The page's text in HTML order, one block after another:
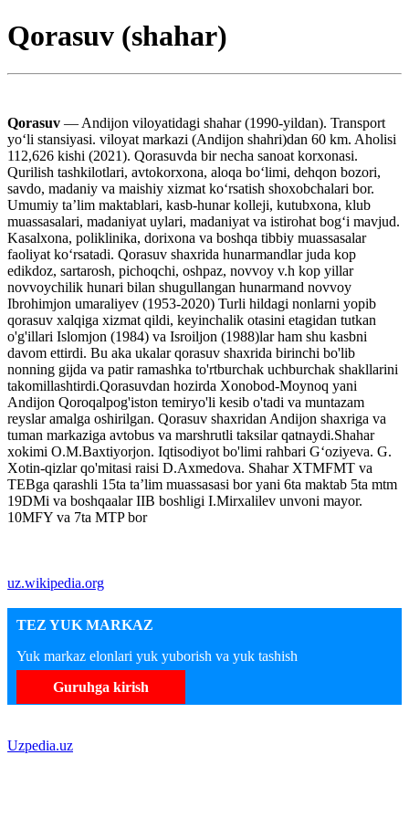
Qorasuv (shahar)
Qorasuv — Andijon viloyatidagi shahar (1990-yildan). Transport
yoʻli stansiyasi. viloyat markazi (Andijon shahri)dan 60 km. Aholisi
112,626 kishi (2021). Qorasuvda bir necha sanoat korxonasi.
Qurilish tashkilotlari, avtokorxona, aloqa boʻlimi, dehqon bozori,
savdo, madaniy va maishiy xizmat koʻrsatish shoxobchalari bor.
Umumiy taʼlim maktablari, kasb-hunar kolleji, kutubxona, klub
muassasalari, madaniyat uylari, madaniyat va istirohat bogʻi mavjud.
Kasalxona, poliklinika, dorixona va boshqa tibbiy muassasalar
faoliyat koʻrsatadi. Qorasuv shaxrida hunarmandlar juda kop
edikdoz, sartarosh, pichoqchi, oshpaz, novvoy v.h kop yillar
novvoychilik hunari bilan shugullangan hunarmand novvoy
Ibrohimjon umaraliyev (1953-2020) Turli hildagi nonlarni yopib
qorasuv xalqiga xizmat qildi, keyinchalik otasini etagidan tutkan
o'g'illari Islomjon (1984) va Isroiljon (1988)lar ham shu kasbni
davom ettirdi. Bu aka ukalar qorasuv shaxrida birinchi bo'lib
nonning gijda va patir ramashka to'rtburchak uchburchak shakllarini
takomillashtirdi.Qorasuvdan hozirda Xonobod-Moynoq yani
Andijon Qoroqalpog'iston temiryo'li kesib o'tadi va muntazam
reyslar amalga oshirilgan. Qorasuv shaxridan Andijon shaxriga va
tuman markaziga avtobus va marshrutli taksilar qatnaydi.Shahar
xokimi O.M.Baxtiyorjon. Iqtisodiyot bo'limi rahbari Gʻoziyeva. G.
Xotin-qizlar qo'mitasi raisi D.Axmedova. Shahar XTMFMT va
TEBga qarashli 15ta taʼlim muassasasi bor yani 6ta maktab 5ta mtm
19DMi va boshqaalar IIB boshligi I.Mirxalilev unvoni mayor.
10MFY va 7ta MTP bor
uz.wikipedia.org
TEZ YUK MARKAZ
Yuk markaz elonlari yuk yuborish va yuk tashish
Guruhga kirish
Uzpedia.uz